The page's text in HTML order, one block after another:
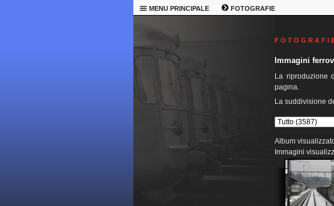
MENU PRINCIPALE FOTOGRAFIE
F O T O G R A F I
Immagini
La riproduzione
pagina.
La suddivisione
Album
Immagini